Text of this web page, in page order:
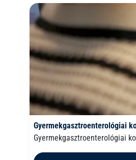
Gyermekgasztroenterológiai
Gyermekgasztroenterológiai